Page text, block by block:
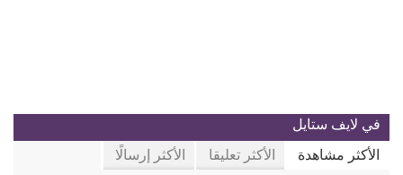
في لايف ستايل
الأكثر مشاهدة الأكثر تعليقا الأكثر إرسالًا